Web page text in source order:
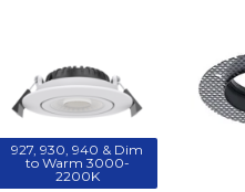
927, 930, 940 & Dim
to Warm 3000-
2200K